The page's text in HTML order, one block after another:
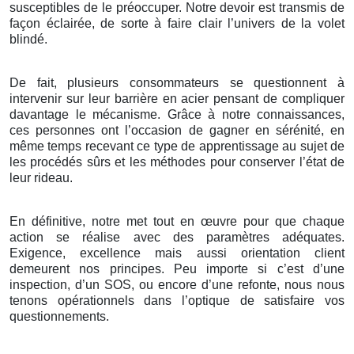
susceptibles de le préoccuper. Notre devoir est transmis de
façon éclairée, de sorte à faire clair l’univers de la volet
blindé.
De fait, plusieurs consommateurs se questionnent à
intervenir sur leur barrière en acier pensant de compliquer
davantage le mécanisme. Grâce à notre connaissances,
ces personnes ont l’occasion de gagner en sérénité, en
même temps recevant ce type de apprentissage au sujet de
les procédés sûrs et les méthodes pour conserver l’état de
leur rideau.
En définitive, notre met tout en œuvre pour que chaque
action se réalise avec des paramètres adéquates.
Exigence, excellence mais aussi orientation client
demeurent nos principes. Peu importe si c’est d’une
inspection, d’un SOS, ou encore d’une refonte, nous nous
tenons opérationnels dans l’optique de satisfaire vos
questionnements.